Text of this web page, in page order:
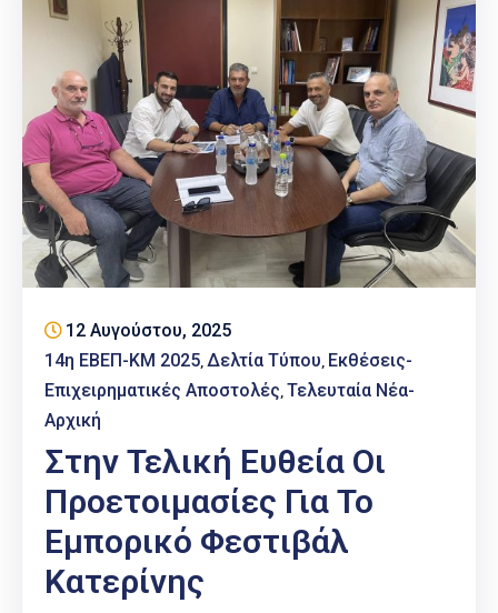
12 Αυγούστου, 2025
14η ΕΒΕΠ-ΚΜ 2025 Δελτία Τύπου Εκθέσεις-
Επιχειρηματικές Αποστολές Τελευταία Νέα-
Αρχική
Στην Τελική Ευθεία Οι
Προετοιμασίες Για Το
Εμπορικό Φεστιβάλ
Κατερίνης